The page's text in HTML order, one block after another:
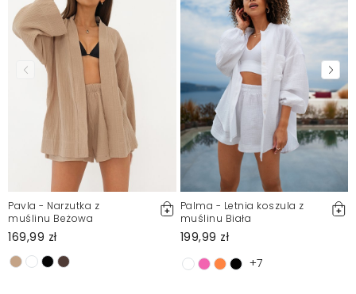
Pavla - Narzutka z
muślinu Beżowa
169,99 zł
Palma - Letnia koszula z
muślinu Biała
199,99 zł
+7